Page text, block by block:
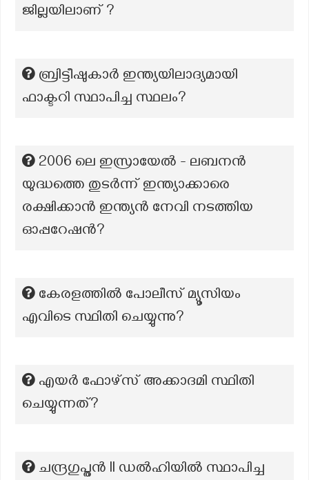
ജില്ലയിലാണ് ?
ബ്രിട്ടീഷുകാർ ഇന്ത്യയിലാദ്യമായി
ഫാക്ടറി സ്ഥാപിച്ച സ്ഥലം?
2006 ലെ ഇസ്രായേൽ - ലബനൻ
യുദ്ധത്തെ തുടർന്ന് ഇന്ത്യാക്കാരെ
രക്ഷിക്കാൻ ഇന്ത്യൻ നേവി നടത്തിയ
ഓപ്പറേഷൻ?
കേരളത്തിൽ പോലീസ് മ്യൂസിയം
എവിടെ സ്ഥിതി ചെയ്യുന്നു?
എയർ ഫോഴ്സ് അക്കാദമി സ്ഥിതി
ചെയ്യുന്നത്?
ചന്ദ്രഗുപ്തൻ Il ഡൽഹിയിൽ സ്ഥാപിച്ച